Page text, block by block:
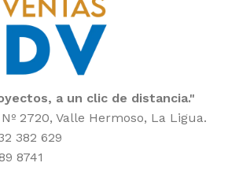
a un clic de distancia."
2720, Valle Hermoso, La Ligua.
382 629
8741